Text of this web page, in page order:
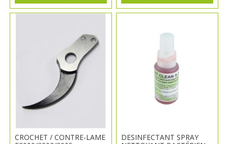
CROCHET / CONTRE-LAME
DESINFECTANT SPRAY